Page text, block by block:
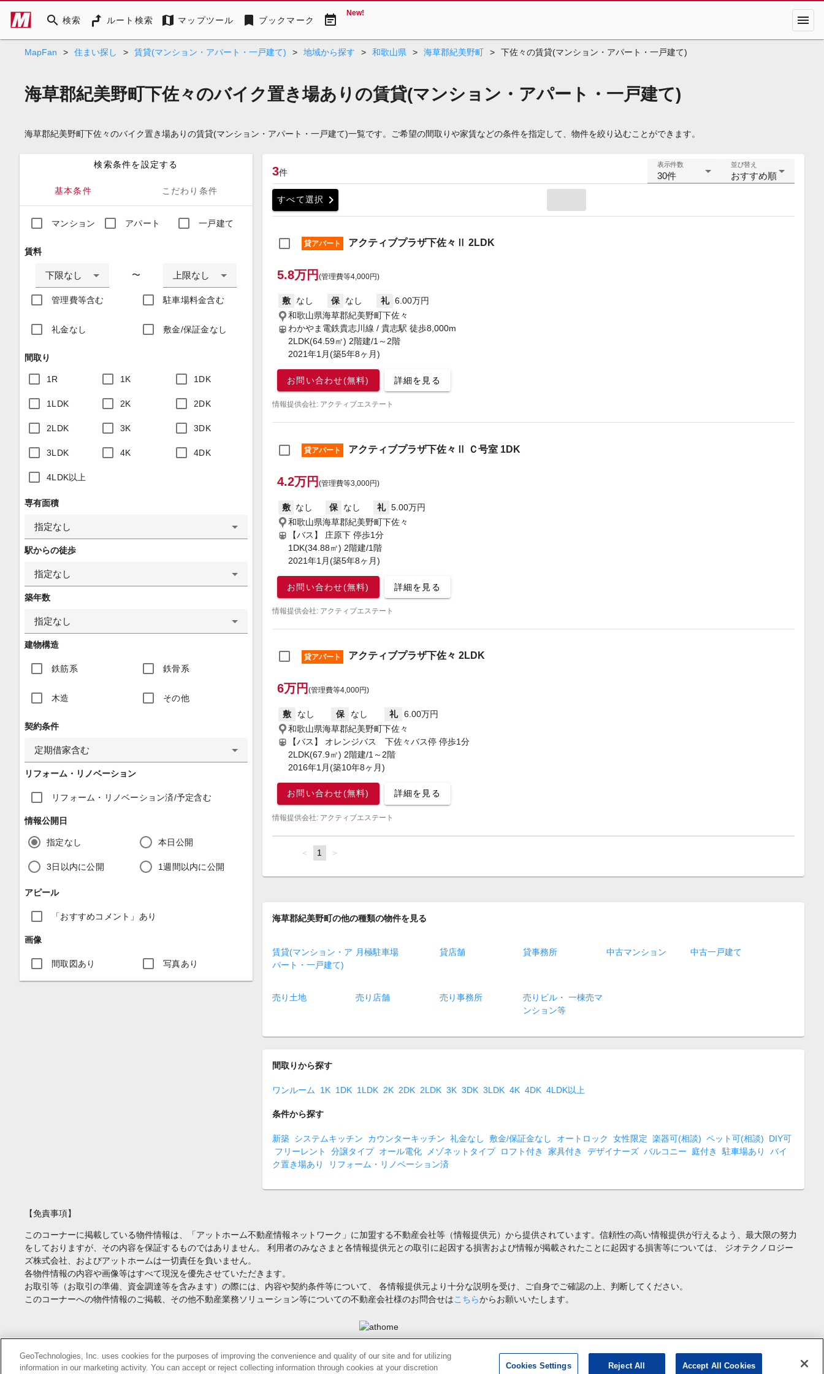
search 検索 ルート検索 map マップツール bookmark ブックマーク event_note New! menu
MapFan > 住まい探し > 賃貸(マンション・アパート・一戸建て) > 地域から探す > 和歌山県 > 海草郡紀美野町 > 下佐々の賃貸(マンション・アパート・一戸建て)
海草郡紀美野町下佐々のバイク置き場ありの賃貸(マンション・アパート・一戸建て)
海草郡紀美野町下佐々のバイク置き場ありの賃貸(マンション・アパート・一戸建て)一覧です。ご希望の間取りや家賃などの条件を指定して、物件を絞り込むことができます。
検索条件を設定する
基本条件 こだわり条件
マンション アパート 一戸建て
賃料
下限なし 〜 上限なし
管理費等含む 駐車場料金含む
礼金なし 敷金/保証金なし
間取り
1R 1K 1DK
1LDK 2K 2DK
2LDK 3K 3DK
3LDK 4K 4DK
4LDK以上
専有面積
指定なし
駅からの徒歩
指定なし
築年数
指定なし
建物構造
鉄筋系 鉄骨系
木造 その他
契約条件
定期借家含む
リフォーム・リノベーション
リフォーム・リノベーション済/予定含む
情報公開日
指定なし 本日公開
3日以内に公開 1週間以内に公開
アピール
「おすすめコメント」あり
画像
間取図あり 写真あり
3件
表示件数
30件
並び替え
おすすめ順
すべて選択 chevron_right
貸アパート アクティブプラザ下佐々Ⅱ 2LDK
5.8万円 (管理費等4,000円)
敷 なし 保 なし 礼 6.00万円
和歌山県海草郡紀美野町下佐々
わかやま電鉄貴志川線 / 貴志駅 徒歩8,000m
2LDK(64.59㎡) 2階建/1～2階
2021年1月(築5年8ヶ月)
お問い合わせ(無料) 詳細を見る
情報提供会社: アクティブエステート
貸アパート アクティブプラザ下佐々Ⅱ Ｃ号室 1DK
4.2万円 (管理費等3,000円)
敷 なし 保 なし 礼 5.00万円
和歌山県海草郡紀美野町下佐々
【バス】 庄原下 停歩1分
1DK(34.88㎡) 2階建/1階
2021年1月(築5年8ヶ月)
お問い合わせ(無料) 詳細を見る
情報提供会社: アクティブエステート
貸アパート アクティブプラザ下佐々 2LDK
6万円 (管理費等4,000円)
敷 なし 保 なし 礼
6.00万円
和歌山県海草郡紀美野町下佐々
【バス】 オレンジバス 下佐々バス停 停歩1分
2LDK(67.9㎡) 2階建/1～2階
2016年1月(築10年8ヶ月)
お問い合わせ(無料) 詳細を見る
情報提供会社: アクティブエステート
page
You're
page
1 page
海草郡紀美野町の他の種類の物件を見る
賃貸(マンション・ア
パート・一戸建て)
月極駐車場 貸店舗 貸事務所 中古マンション 中古一戸建て
売り土地 売り店舗 売り事務所
売りビル・ 一棟売マ
ンション等
間取りから探す
ワンルーム 1K 1DK 1LDK 2K 2DK 2LDK 3K 3DK 3LDK 4K 4DK 4LDK以上
条件から探す
新築 システムキッチン カウンターキッチン 礼金なし 敷金/保証金なし オートロック 女性限定 楽器可(相談) ペット可(相談)
DIY可
フリーレント
分譲タイプ オール電化 メゾネットタイプ ロフト付き 家具付き デザイナーズ バルコニー 庭付き 駐車場あり
バイ
ク置き場あり
リフォーム・リノベーション済
【免責事項】
このコーナーに掲載している物件情報は、「アットホーム不動産情報ネットワーク」に加盟する不動産会社等（情報提供元）から提供されています。信頼性の高い情報提供が行えるよう、最大限の努力
をしておりますが、その内容を保証するものではありません。 利用者のみなさまと各情報提供元との取引に起因する損害および情報が掲載されたことに起因する損害等については、 ジオテクノロジー
ズ株式会社、およびアットホームは一切責任を負いません。
各物件情報の内容や画像等はすべて現況を優先させていただきます。
お取引等（お取引の準備、資金調達等を含みます）の際には、内容や契約条件等について、 各情報提供元より十分な説明を受け、ご自身でご確認の上、判断してください。
このコーナーへの物件情報のご掲載、その他不動産業務ソリューション等についての不動産会社様のお問合せはこちらからお願いいたします。
Copyright(c) At Home Co.,Ltd. このサイトに掲載している情報の無断転載を禁止します。著作権はアットホーム（株）またはその情報提供者に帰属します。
本ページはプロモーションが含まれています。
GeoTechnologies, Inc. uses cookies for the purposes of improving the convenience and quality of our site and for utilizing
information in our marketing activity. You can accept or reject collecting information through cookies at your discretion
Cookies Settings Reject All Accept All Cookies